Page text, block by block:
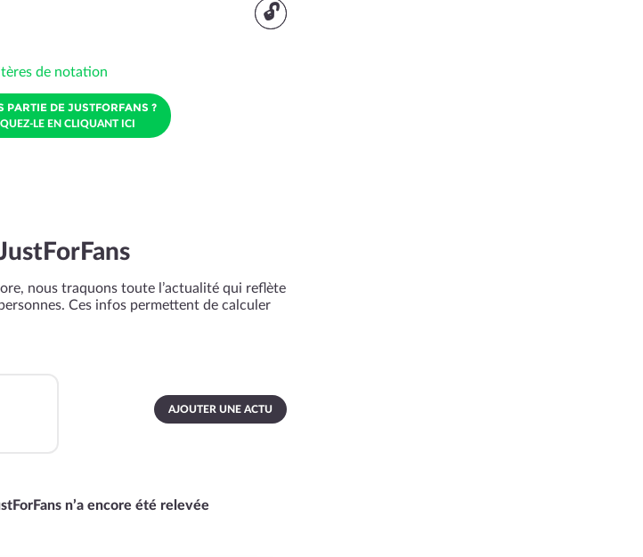
🔓
de notation
PARTIE DE JUSTFORFANS ?
LE EN CLIQUANT ICI
nous traquons toute l’actualité qui reflète
Ces infos permettent de calculer
AJOUTER UNE ACTU
n’a encore été relevée